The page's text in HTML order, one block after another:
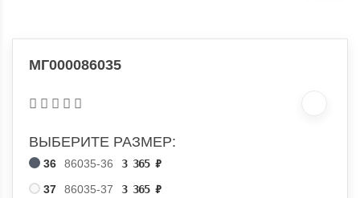
МГ000086035
ВЫБЕРИТЕ РАЗМЕР:
36 86035-36 3 365 ₽
37
86035-37 3 365 ₽